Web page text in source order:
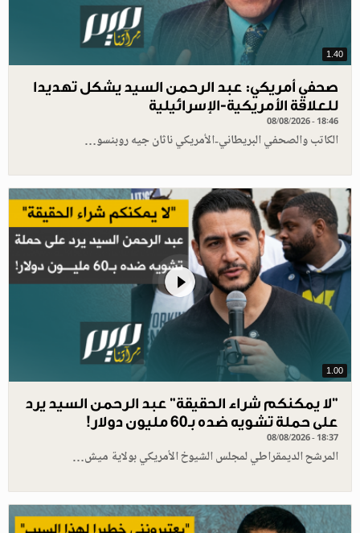
1.40
صحفي أمريكي: عبد الرحمن السيد يشكل تهديدا
للعلاقة الأمريكية-الإسرائيلية
08/08/2026 - 18:46
الكاتب والصحفي البريطاني-الأمريكي ناثان جيه روبنسو…
1.00
"لا يمكنكم شراء الحقيقة" عبد الرحمن السيد يرد
على حملة تشويه ضده بـ60 مليون دولار!
08/08/2026 - 18:37
المرشح الديمقراطي لمجلس الشيوخ الأمريكي بولاية ميش…